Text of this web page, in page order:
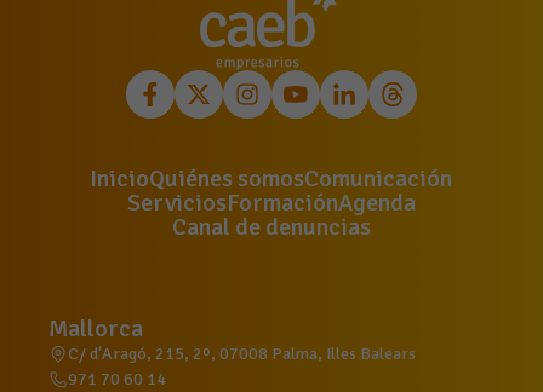
InicioQuiénes somosComunicación
ServiciosFormaciónAgenda
Canal de denuncias
Mallorca
C/ d'Aragó, 215, 2º, 07008 Palma, Illes Balears
971 70 60 14